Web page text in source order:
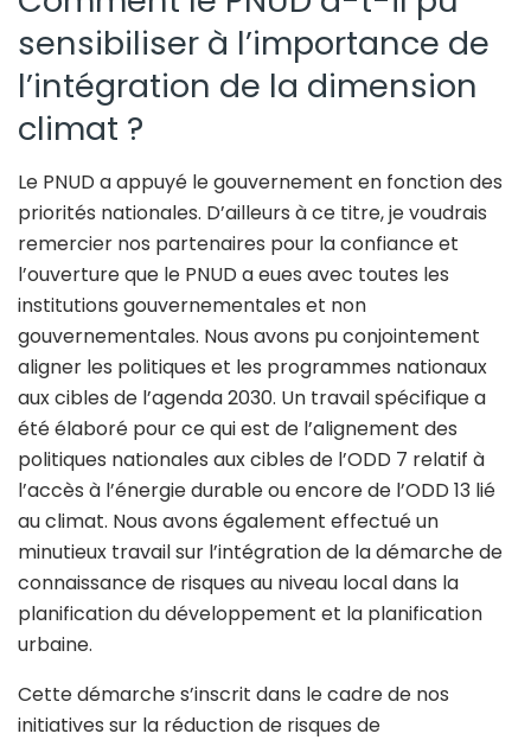
sensibiliser à l’importance de
l’intégration de la dimension
climat ?
Le PNUD a appuyé le gouvernement en fonction des
priorités nationales. D’ailleurs à ce titre, je voudrais
remercier nos partenaires pour la confiance et
l’ouverture que le PNUD a eues avec toutes les
institutions gouvernementales et non
gouvernementales. Nous avons pu conjointement
aligner les politiques et les programmes nationaux
aux cibles de l’agenda 2030. Un travail spécifique a
été élaboré pour ce qui est de l’alignement des
politiques nationales aux cibles de l’ODD 7 relatif à
l’accès à l’énergie durable ou encore de l’ODD 13 lié
au climat. Nous avons également effectué un
minutieux travail sur l’intégration de la démarche de
connaissance de risques au niveau local dans la
planification du développement et la planification
urbaine.
Cette démarche s’inscrit dans le cadre de nos
initiatives sur la réduction de risques de